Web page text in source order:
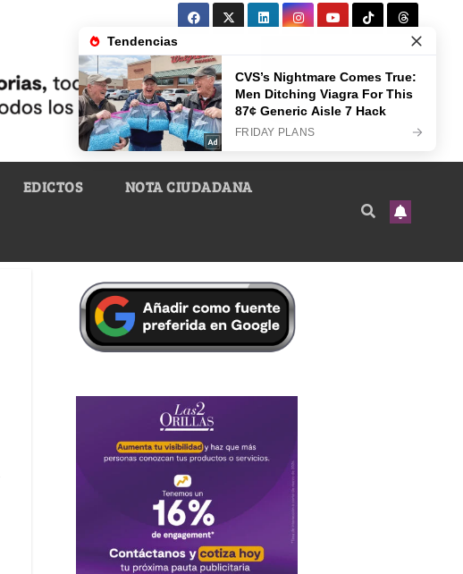
EDICTOS NOTA CIUDADANA